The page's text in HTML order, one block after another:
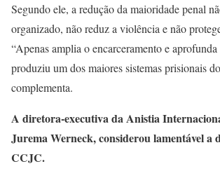
Segundo ele, a redução da maioridade penal
organizado, não reduz a violência e não
“Apenas amplia o encarceramento e
produziu um dos maiores sistemas prisionais
complementa.
A diretora-executiva da Anistia
Jurema Werneck, considerou lamentável a
CCJC.